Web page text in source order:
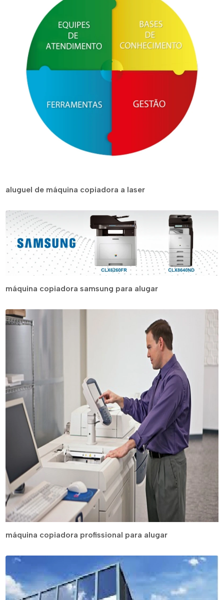
aluguel de máquina copiadora a laser
máquina copiadora samsung para alugar
máquina copiadora profissional para alugar